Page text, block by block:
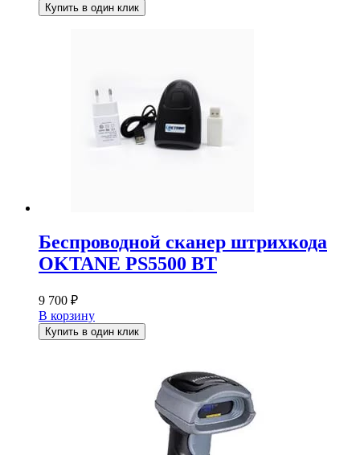
Купить в один клик
Беспроводной сканер штрихкода
OKTANE PS5500 BT
9 700 ₽
В корзину
Купить в один клик